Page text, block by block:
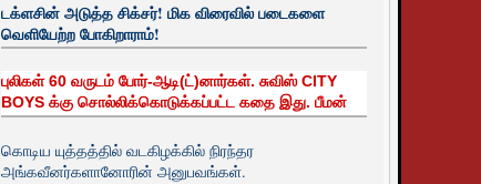
டக்ளசின் அடுத்த சிக்சர்! மிக விரைவில் படைகளை
வெளியேற்ற போகிறாராம்!
புலிகள் 60 வருடம் போர்-ஆடி(ட்)னார்கள். சுவிஸ் CITY
BOYS க்கு சொல்லிக்கொடுக்கப்பட்ட கதை இது. பீமன்
கொடிய யுத்தத்தில் வடகிழக்கில் நிரந்தர
அங்கவீனர்களானோரின் அனுபவங்கள்.